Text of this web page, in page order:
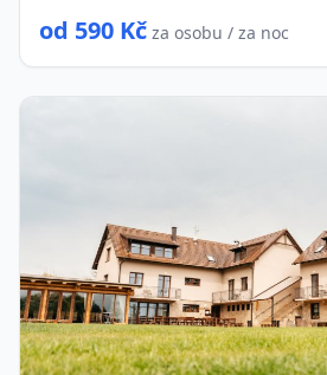
od 590 Kč za osobu / za noc